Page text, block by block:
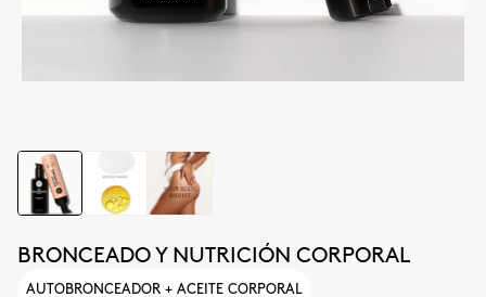
BRONCEADO Y NUTRICIÓN CORPORAL
AUTOBRONCEADOR + ACEITE CORPORAL